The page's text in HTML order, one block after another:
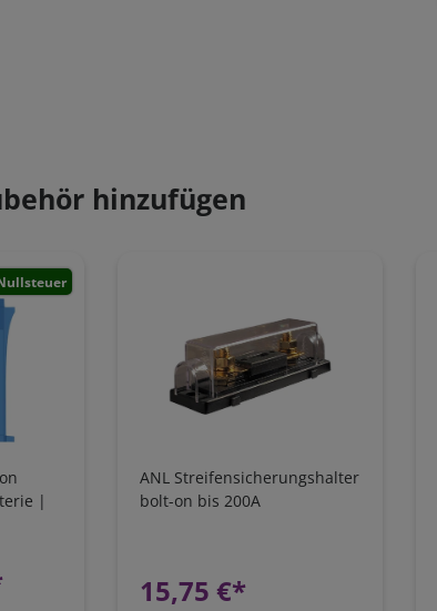
hinzufügen
|
ANL Streifensicherungshalter
bolt-on bis 200A
15,75 €*